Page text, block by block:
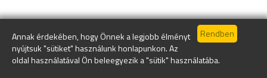
Annak érdekében, hogy Önnek a legjobb élményt
nyújtsuk "sütiket" használunk honlapunkon. Az
oldal használatával Ön beleegyezik a "sütik" használatába.